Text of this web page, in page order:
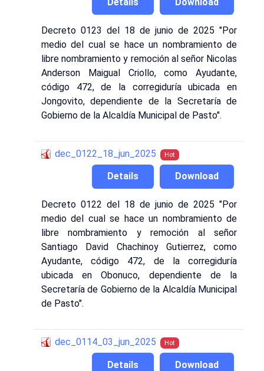
Decreto 0123 del 18 de junio de 2025 "Por
medio del cual se hace un nombramiento de
libre nombramiento y remoción al señor Nicolas
Anderson Maigual Criollo, como Ayudante,
código 472, de la corregiduría ubicada en
Jongovito, dependiente de la Secretaría de
Gobierno de la Alcaldía Municipal de Pasto".
dec_0122_18_jun_2025 Hot
Download
Details
Decreto 0122 del 18 de junio de 2025 "Por
medio del cual se hace un nombramiento de
libre nombramiento y remoción al señor
Santiago David Chachinoy Gutierrez, como
Ayudante, código 472, de la corregiduría
ubicada en Obonuco, dependiente de la
Secretaría de Gobierno de la Alcaldía Municipal
de Pasto".
dec_0114_03_jun_2025 Hot
Download
Details